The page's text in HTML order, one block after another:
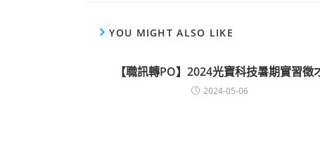
YOU MIGHT ALSO LIKE
【職訊轉PO】2024光寶科技暑期實習徵
2024-05-06